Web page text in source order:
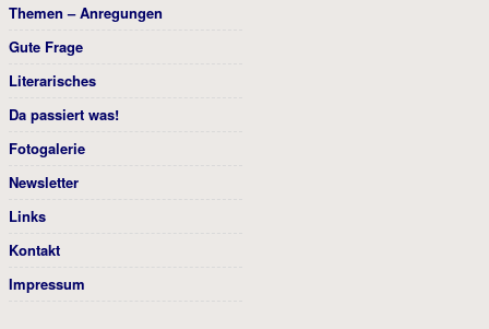
Themen – Anregungen
Gute Frage
Literarisches
Da passiert was!
Fotogalerie
Newsletter
Links
Kontakt
Impressum